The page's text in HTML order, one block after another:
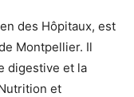
des Hôpitaux, est
Montpellier. Il
digestive et la
et